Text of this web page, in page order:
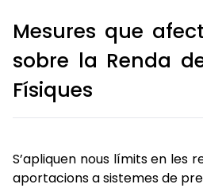
Mesures que
sobre la Renda
Físiques
S’apliquen nous límits en les
aportacions a sistemes de